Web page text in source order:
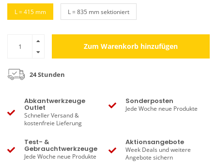
L = 415 mm L = 835 mm sektioniert
Zum Warenkorb hinzufügen
24 Stunden
Abkantwerkzeuge
Outlet
Schneller Versand &
kostenfreie Lieferung
Sonderposten
Jede Woche neue Produkte
Test- &
Gebrauchtwerkzeuge
Jede Woche neue Produkte
Aktionsangebote
Week Deals und weitere
Angebote sichern